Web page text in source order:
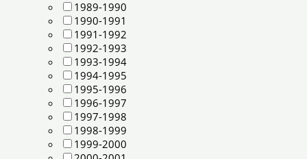
1989-1990
1990-1991
1991-1992
1992-1993
1993-1994
1994-1995
1995-1996
1996-1997
1997-1998
1998-1999
1999-2000